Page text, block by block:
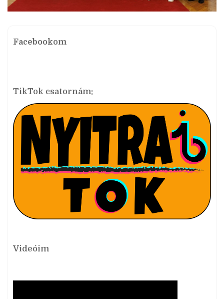
Facebookom
TikTok csatornám:
Videóim